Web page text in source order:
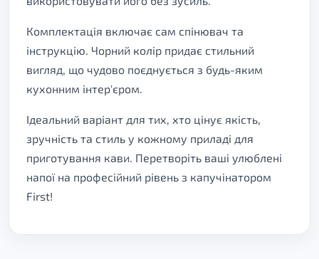
Комплектація включає сам спінювач та
інструкцію. Чорний колір придає стильний
вигляд, що чудово поєднується з будь-яким
кухонним інтер'єром.
Ідеальний варіант для тих, хто цінує якість,
зручність та стиль у кожному приладі для
приготування кави. Перетворіть ваші улюблені
напої на професійний рівень з капучінатором
First!